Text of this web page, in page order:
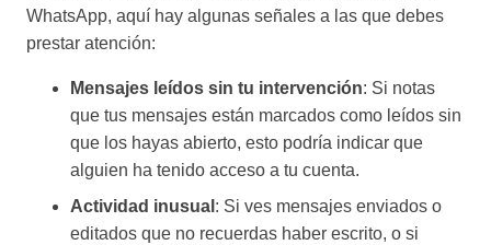
WhatsApp, aquí hay algunas señales a las que debes
prestar atención:
Mensajes leídos sin tu intervención: Si notas
que tus mensajes están marcados como leídos sin
que los hayas abierto, esto podría indicar que
alguien ha tenido acceso a tu cuenta.
Actividad inusual : Si ves mensajes enviados o
editados que no recuerdas haber escrito, o si